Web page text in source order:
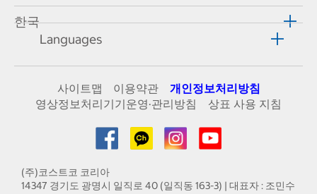
한국
Languages
사이트맵 이용약관
개인정보처리방침
영상정보처리기기운영·관리방침
상표 사용 지침
(주)코스트코 코리아
14347 경기도 광명시 일직로 40 (일직동 163-3) | 대표자 : 조민수